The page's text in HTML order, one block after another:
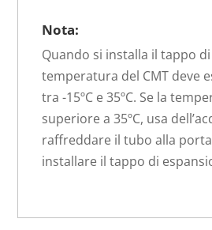
Nota:
Quando si installa il tappo
temperatura del CMT deve
tra -15ºC e 35ºC. Se la
superiore a 35ºC, usa
raffreddare il tubo alla
installare il tappo di